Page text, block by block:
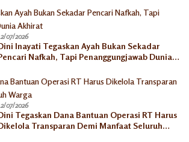
07/2026
Inayati Tegaskan Ayah Bukan Sekadar
Nafkah, Tapi Penanggungjawab Dunia
07/2026
Tegaskan Dana Bantuan Operasi RT Harus
Transparan Demi Manfaat Seluruh